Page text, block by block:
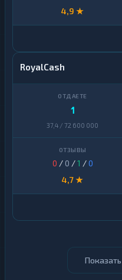
4,9 ★
RoyalCash
1
37,4 / 72 600 000
0 / 0 /1 /0
4,7 ★